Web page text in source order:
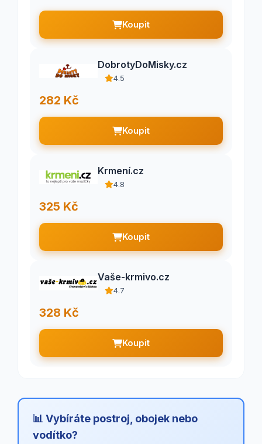
Koupit
DobrotyDoMisky.cz
4.5
282 Kč
Koupit
Krmení.cz
4.8
325 Kč
Koupit
Vaše-krmivo.cz
4.7
328 Kč
Koupit
📊 Vybíráte postroj, obojek nebo
vodítko?